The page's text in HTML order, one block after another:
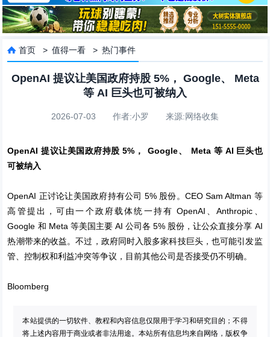
 首页 >值得一看 >热门事件
OpenAI 提议让美国政府持股 5%， Google、 Meta
等 AI 巨头也可被纳入
2026-07-03 作者:小罗 来源:网络收集
OpenAI 提议让美国政府持股 5%， Google、
Meta 等 AI 巨头也
可被纳入
OpenAI 正讨论让美国政府持有公司 5% 股份。CEO Sam Altman 等
高管提出，可由一个政府载体统一持有 OpenAI、Anthropic、
Google 和 Meta 等美国主要 AI 公司各 5% 股份，让公众直接分享 AI
热潮带来的收益。不过，政府同时入股多家科技巨头，也可能引发监
管、控制权和利益冲突等争议，目前其他公司是否接受仍不明确。
Bloomberg
本站提供的一切软件、教程和内容信息仅限用于学习和研究目的；不得
将上述内容用于商业或者非法用途。本站所有信息均来自网络，版权争